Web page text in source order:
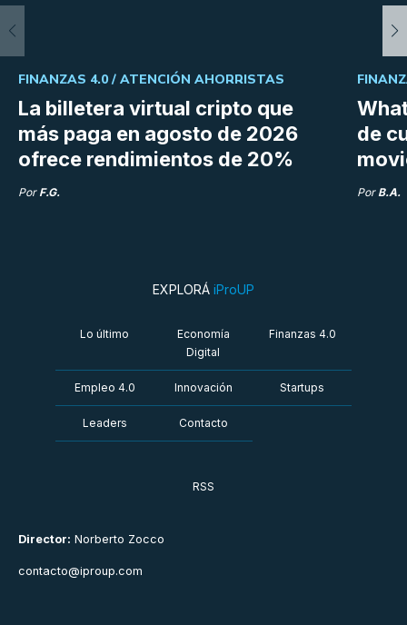
La billetera virtual cripto que
más paga en agosto de 2026
ofrece rendimientos de 20%
FINANZAS 4.0 / ATENCIÓN AHORRISTAS
Por F.G.
de
Por B.A.
Director: Norberto Zocco
contacto@iproup.com
EXPLORÁ iProUP
Lo último
Economía
Digital
Finanzas 4.0
Empleo 4.0 Innovación Startups
Leaders Contacto
RSS